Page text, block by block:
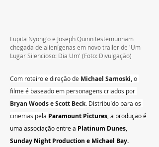
Lupita Nyong'o e Joseph Quinn testemunham
chegada de alienígenas em novo trailer de 'Um
Lugar Silencioso: Dia Um' (Foto: Divulgação)
Com roteiro e direção de Michael Sarnoski, o
filme é baseado em personagens criados por
Bryan Woods e Scott Beck. Distribuído para os
cinemas pela Paramount Pictures, a produção é
uma associação entre a Platinum Dunes,
Sunday Night Production e Michael Bay.